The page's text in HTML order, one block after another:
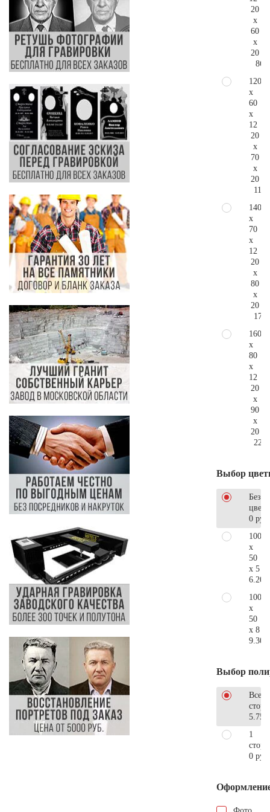
20
x
60
x
20
120
x
60
x
12
20
x
70
x
20
140
x
70
x
12
20
x
80
x
20
160
x
80
x
12
20
x
90
x
20
Выбор
Без
0 руб.
100
x
50
x 5
100
x
50
x 8
Выбор
Все
1
0 руб.